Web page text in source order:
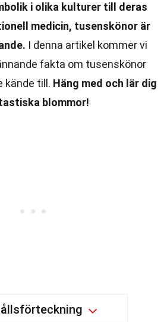
i olika kulturer till deras
medicin, tusenskönor är
I denna artikel kommer vi
fakta om tusenskönor
kände till. Häng med och lär dig
blommor!